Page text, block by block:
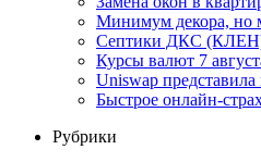
Минимум декора, но
Септики ДКС (КЛЕН):
Курсы валют 7
Uniswap
Быстрое онлайн-
Рубрики